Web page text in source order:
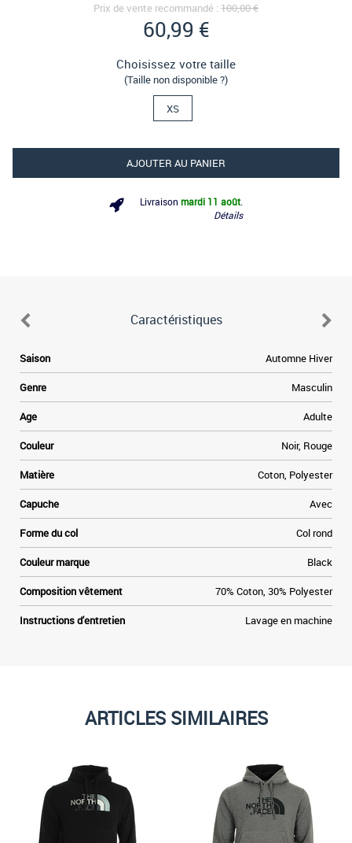
Prix de vente recommandé : 100,00 €
60,99 €
Choisissez votre taille
(Taille non disponible ?)
XS
AJOUTER AU PANIER
Livraison mardi 11 août
Détails
Caractéristiques
Saison Automne Hiver
Genre Masculin
Age Adulte
Couleur Noir, Rouge
Matière Coton, Polyester
Capuche Avec
Forme du col Col rond
Couleur marque Black
Composition vêtement 70% Coton, 30% Polyester
Instructions d'entretien Lavage en machine
ARTICLES SIMILAIRES